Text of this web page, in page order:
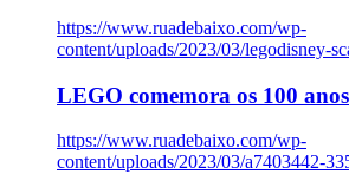
https://www.ruadebaixo.com/wp-
content/uploads/2023/03/legodisney-
LEGO comemora os 100
https://www.ruadebaixo.com/wp-
content/uploads/2023/03/a7403442-